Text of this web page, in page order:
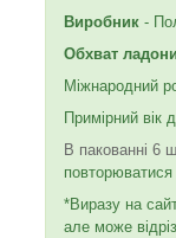
Виробник -
Обхват ладони
Міжнародний
Примірний вік
В пакованні 6
повторюватися
*Виразу на
але може